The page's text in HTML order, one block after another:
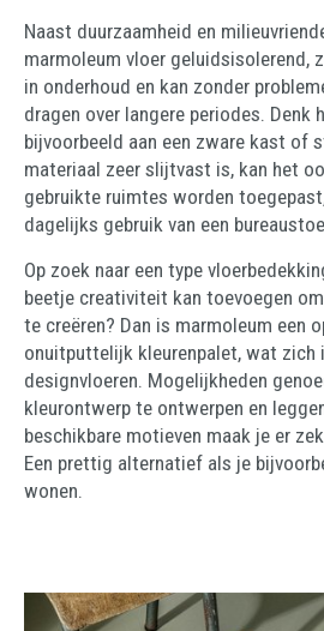
Naast duurzaamheid en
marmoleum vloer geluidsisolerend,
in onderhoud en kan zonder
dragen over langere periodes. Denk
bijvoorbeeld aan een zware kast of
materiaal zeer slijtvast is, kan het
gebruikte ruimtes worden
dagelijks gebruik van een
Op zoek naar een type
beetje creativiteit kan toevoegen
te creëren? Dan is marmoleum een
onuitputtelijk kleurenpalet, wat zich
designvloeren. Mogelijkheden
kleurontwerp te ontwerpen en
beschikbare motieven maak je er
Een prettig alternatief als je
wonen.